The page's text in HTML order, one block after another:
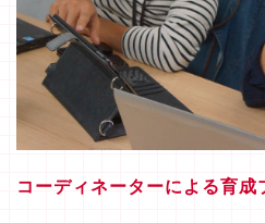
コーディネーターによる育成